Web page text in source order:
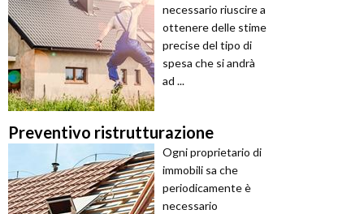
necessario riuscire a
ottenere delle stime
precise del tipo di
spesa che si andrà
ad ...
Preventivo ristrutturazione
Ogni proprietario di
immobili sa che
periodicamente è
necessario